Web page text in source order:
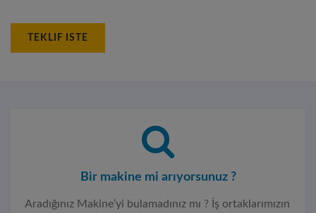
TEKLIF ISTE
Bir makine mi arıyorsunuz ?
Aradığınız Makine’yi bulamadınız mı ? İş ortaklarımızın